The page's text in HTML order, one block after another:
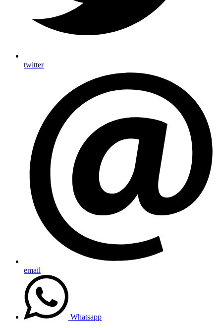
twitter
email
Whatsapp